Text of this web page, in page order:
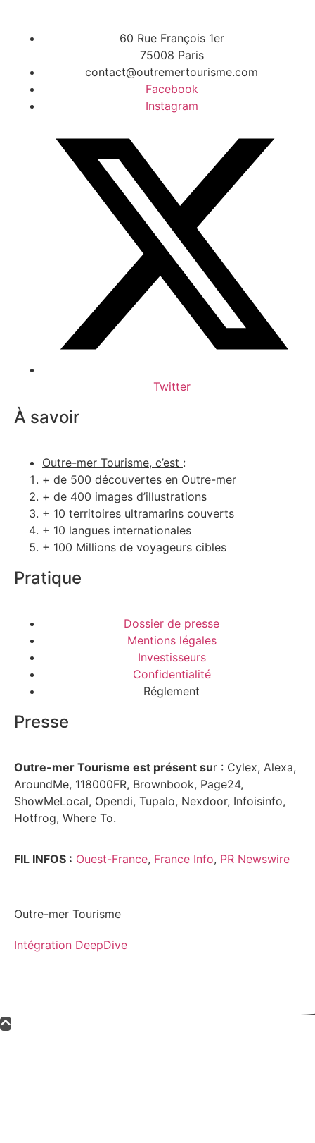
60 Rue François 1er
75008 Paris
contact@outremertourisme.com
Facebook
Instagram
Twitter
À savoir
Outre-mer Tourisme, c’est :
+ de 500 découvertes en Outre-mer
+ de 400 images d’illustrations
+ 10 territoires ultramarins couverts
+ 10 langues internationales
+ 100 Millions de voyageurs cibles
Pratique
Dossier de presse
Mentions légales
Investisseurs
Confidentialité
Réglement
Presse
Outre-mer Tourisme est présent sur : Cylex, Alexa,
AroundMe, 118000FR, Brownbook, Page24,
ShowMeLocal, Opendi, Tupalo, Nexdoor, Infoisinfo,
Hotfrog, Where To.
FIL INFOS : Ouest-France, France Info, PR Newswire
Outre-mer Tourisme
Intégration DeepDive